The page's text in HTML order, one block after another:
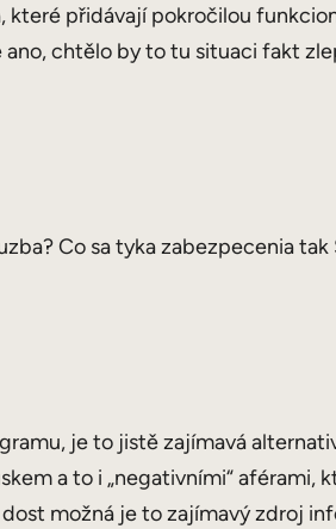
přidávají pokročilou
chtělo by to tu situaci fakt
Co sa tyka zabezpecenia
je to jistě zajímavá
a to i „negativními“
možná je to zajímavý zdroj